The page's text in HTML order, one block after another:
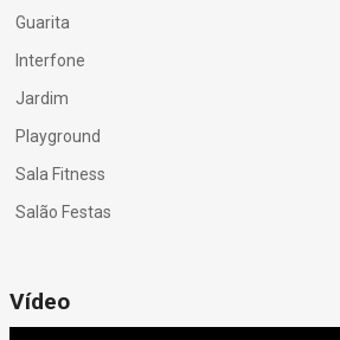
Guarita
Interfone
Jardim
Playground
Sala Fitness
Salão Festas
Vídeo